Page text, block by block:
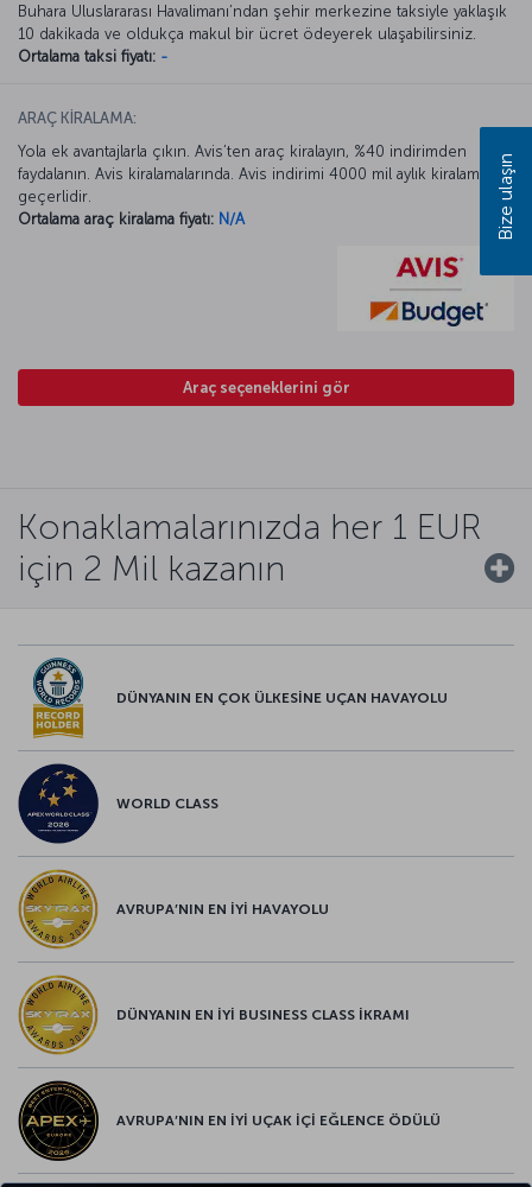
Buhara Uluslararası Havalimanı’ndan şehir merkezine taksiyle yaklaşık
10 dakikada ve oldukça makul bir ücret ödeyerek ulaşabilirsiniz.
Ortalama taksi fiyatı: -
ARAÇ KİRALAMA:
Yola ek avantajlarla çıkın. Avis’ten araç kiralayın, %40 indirimden
faydalanın. Avis kiralamalarında. Avis indirimi 4000 mil aylık kiralamada
geçerlidir.
Ortalama araç kiralama fiyatı: N/A
Araç seçeneklerini gör
Konaklamalarınızda her 1 EUR
için 2 Mil kazanın
DÜNYANIN EN ÇOK ÜLKESİNE UÇAN HAVAYOLU
WORLD CLASS
AVRUPA’NIN EN İYİ HAVAYOLU
DÜNYANIN EN İYİ BUSINESS CLASS İKRAMI
AVRUPA’NIN EN İYİ UÇAK İÇİ EĞLENCE ÖDÜLÜ
Bize ulaşın